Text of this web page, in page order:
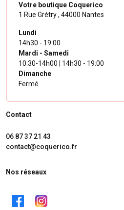
Votre boutique Coquerico
1 Rue Grétry , 44000 Nantes
Lundi
14h30 - 19:00
Mardi - Samedi
10:30-14h00 | 14h30 - 19:00
Dimanche
Fermé
Contact
06 87 37 21 43
contact@coquerico.fr
Nos réseaux